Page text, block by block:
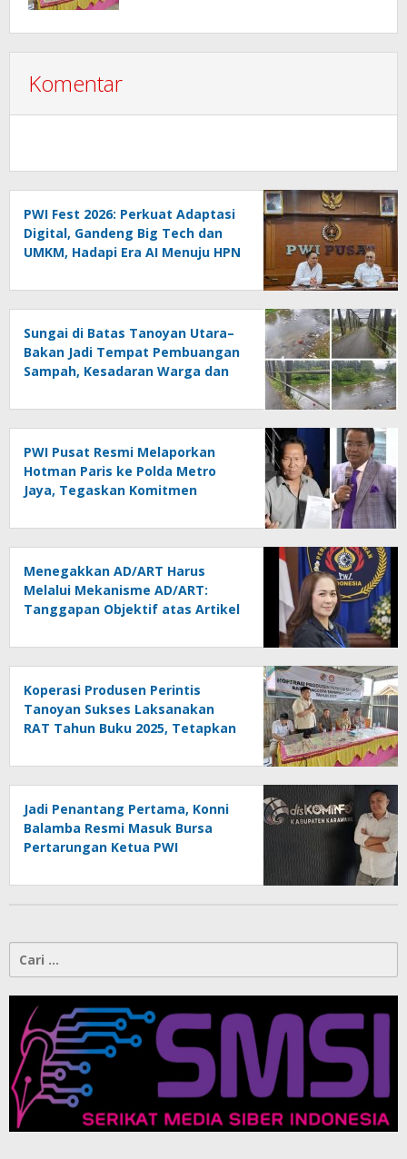
Komentar
PWI Fest 2026: Perkuat Adaptasi
Digital, Gandeng Big Tech dan
UMKM, Hadapi Era AI Menuju HPN
Sungai di Batas Tanoyan Utara–
Bakan Jadi Tempat Pembuangan
Sampah, Kesadaran Warga dan
Dipertanyakan
PWI Pusat Resmi Melaporkan
Hotman Paris ke Polda Metro
Jaya, Tegaskan Komitmen
Menegakkan AD/ART Harus
Melalui Mekanisme AD/ART:
Tanggapan Objektif atas Artikel
Konspirasi Melanggar Aturan”
Koperasi Produsen Perintis
Tanoyan Sukses Laksanakan
RAT Tahun Buku 2025, Tetapkan
Keputusan Anggota
Jadi Penantang Pertama, Konni
Balamba Resmi Masuk Bursa
Pertarungan Ketua PWI
Cari
untuk: